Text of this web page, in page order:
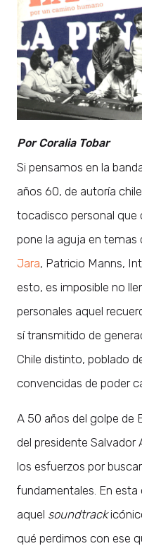
Por Coralia Tobar
Si pensamos en la
años 60, de autoría
tocadisco personal que
pone la aguja en temas
Jara, Patricio Manns,
esto, es imposible no
personales aquel
sí transmitido de
Chile distinto, poblado
convencidas de poder
A 50 años del golpe de
del presidente Salvador
los esfuerzos por
fundamentales. En
aquel soundtrack
qué perdimos con ese